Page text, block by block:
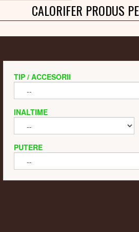
CALORIFER PRODUS
TIP / ACCESORII
INALTIME
PUTERE